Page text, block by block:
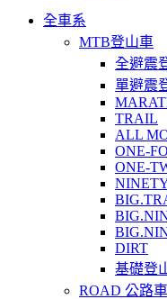
全車系
MTB登山車
全避震
單避震
TRAIL
ALL
ONE-
ONE-
DIRT
基礎登
ROAD 公路車